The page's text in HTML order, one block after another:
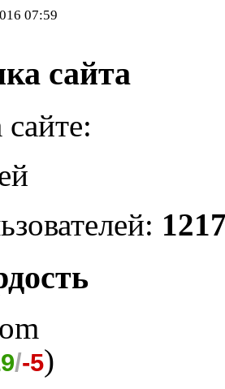
07:59
сайта
/-5)